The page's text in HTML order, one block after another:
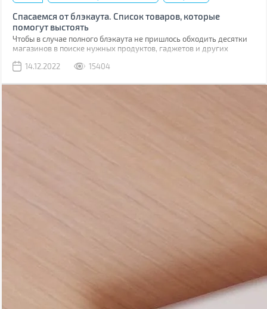
Спасаемся от блэкаута. Список товаров, которые
помогут выстоять
Чтобы в случае полного блэкаута не пришлось обходить десятки
магазинов в поиске нужных продуктов, гаджетов и других
список, в который вошли как товары первой необходимости, так и
но без которых можно протянуть.
14.12.2022 15404